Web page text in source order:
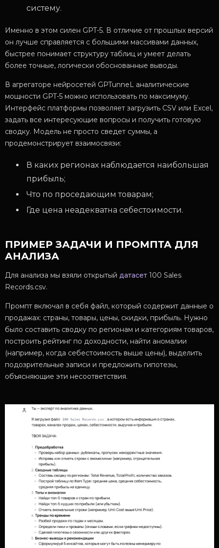
систему.
Именно в этом силен GPT-5. В отличие от прошлых версий
он лучше справляется с большими массивами данных,
быстрее понимает структуру таблиц и умеет делать
более точные, логически обоснованные выводы.
В агрегаторе нейросетей GPTunneL аналитические
мощности GPT-5 можно использовать по максимуму.
Интерфейс платформы позволяет загрузить CSV или Excel,
задать все интересующие вопросы и получить готовую
сводку. Модель не просто сведет суммы, а
продемонстрирует взаимосвязи:
В каких регионах наблюдается наибольшая
прибыль;
Что по проседающим товарам;
Где цена неадекватна себестоимости.
ПРИМЕР ЗАДАЧИ И ПРОМПТА ДЛЯ
АНАЛИЗА
Для анализа мы взяли открытый датасет 100 Sales
Records.csv.
Промпт включал в себя файл, который содержит данные о
продажах: страны, товары, цены, скидки, прибыль. Нужно
было составить сводку по регионам и категориям товаров,
построить рейтинг по доходности, найти аномалии
(например, когда себестоимость выше цены), выделить
подозрительные записи и предложить гипотезы,
объясняющие эти несоответствия.